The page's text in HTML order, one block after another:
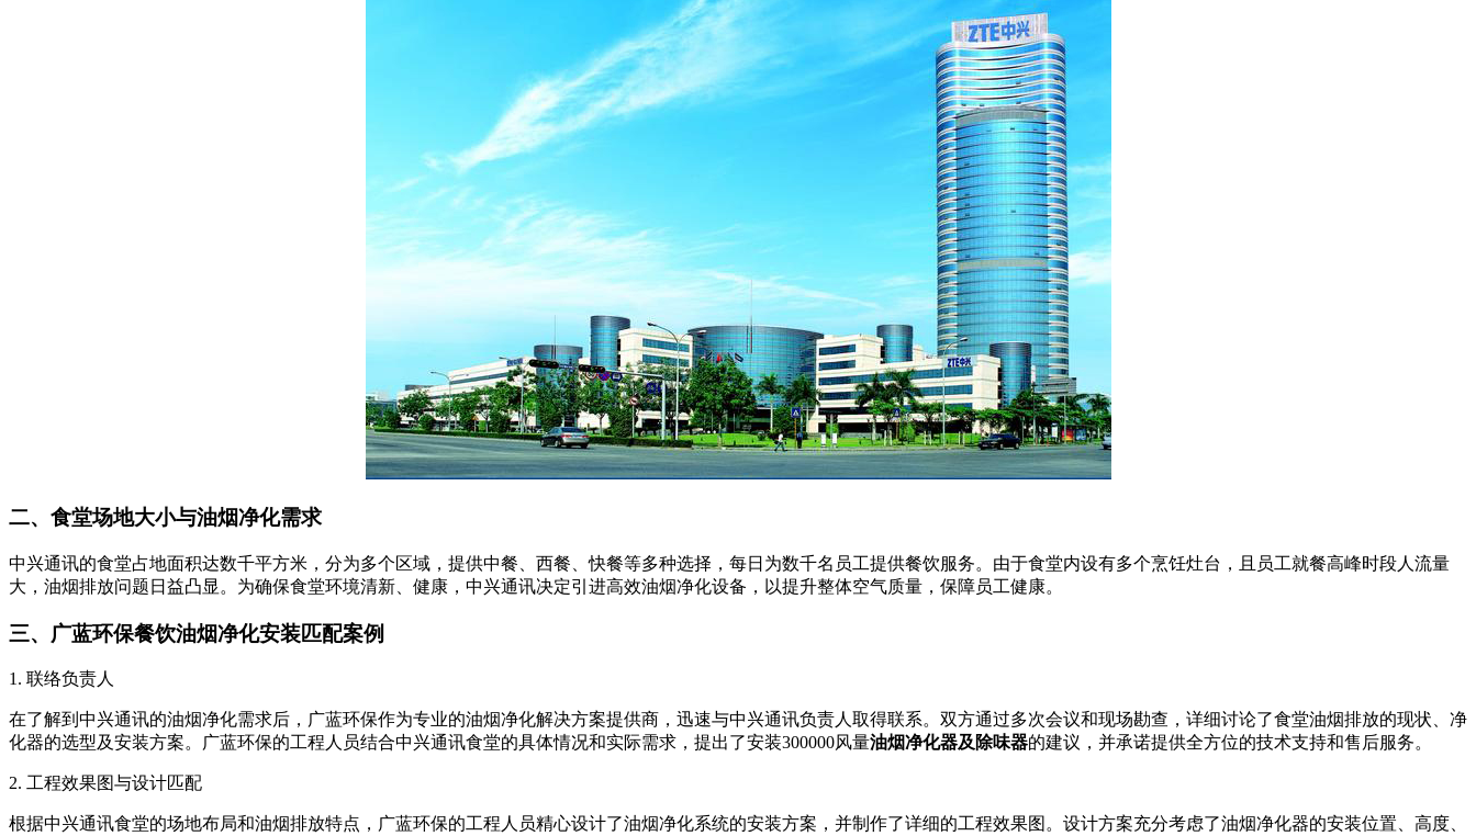
二、食堂场地大小与油烟净化需求
中兴通讯的食堂占地面积达数千平方米，分为多个区域，提供中餐、西餐、快餐等多种选择，每日为数千名员工提供餐饮服务。由于食堂内设有多个烹饪灶台，且员工就餐高峰时段人流量
大，油烟排放问题日益凸显。为确保食堂环境清新、健康，中兴通讯决定引进高效油烟净化设备，以提升整体空气质量，保障员工健康。
三、广蓝环保餐饮油烟净化安装匹配案例
1. 联络负责人
在了解到中兴通讯的油烟净化需求后，广蓝环保作为专业的油烟净化解决方案提供商，迅速与中兴通讯负责人取得联系。双方通过多次会议和现场勘查，详细讨论了食堂油烟排放的现状、净
化器的选型及安装方案。广蓝环保的工程人员结合中兴通讯食堂的具体情况和实际需求，提出了安装300000风量油烟净化器及除味器的建议，并承诺提供全方位的技术支持和售后服务。
2. 工程效果图与设计匹配
根据中兴通讯食堂的场地布局和油烟排放特点，广蓝环保的工程人员精心设计了油烟净化系统的安装方案，并制作了详细的工程效果图。设计方案充分考虑了油烟净化器的安装位置、高度、